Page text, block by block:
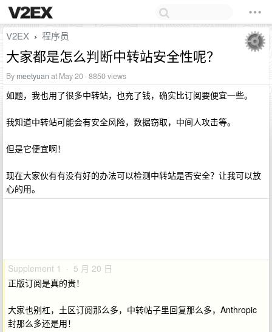
V2EX › 程序员
大家都是怎么判断中转站安全性呢？
By meetyuan at May 20 · 8850 views
如题，我也用了很多中转站，也充了钱，确实比订阅要便宜一些。
我知道中转站可能会有安全风险，数据窃取，中间人攻击等。
但是它便宜啊！
现在大家伙有有没有好的办法可以检测中转站是否安全？让我可以放
心的用。
Supplement 1 · 5 月 20 日
正版订阅是真的贵！
大家也别杠，土区订阅那么多，中转帖子里回复那么多，Anthropic
封那么多还是用！